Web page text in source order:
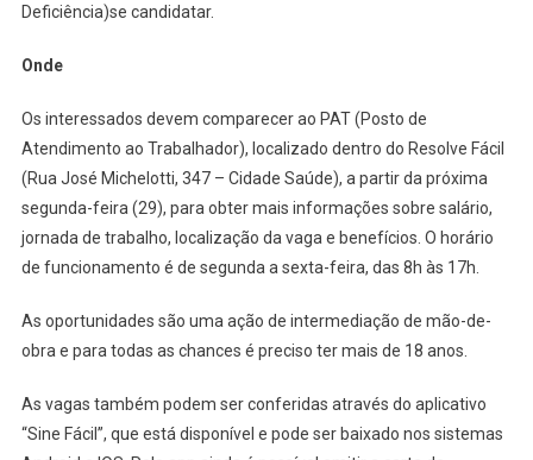
Deficiência)se candidatar.
Onde
Os interessados devem comparecer ao PAT (Posto de
Atendimento ao Trabalhador), localizado dentro do Resolve Fácil
(Rua José Michelotti, 347 – Cidade Saúde), a partir da próxima
segunda-feira (29), para obter mais informações sobre salário,
jornada de trabalho, localização da vaga e benefícios. O horário
de funcionamento é de segunda a sexta-feira, das 8h às 17h.
As oportunidades são uma ação de intermediação de mão-de-
obra e para todas as chances é preciso ter mais de 18 anos.
As vagas também podem ser conferidas através do aplicativo
“Sine Fácil”, que está disponível e pode ser baixado nos sistemas